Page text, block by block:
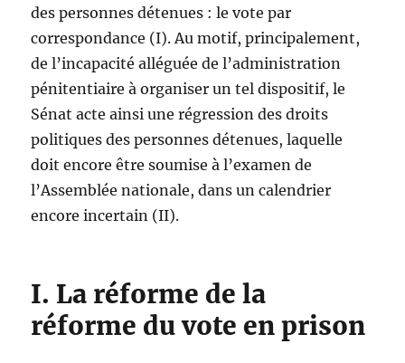
des personnes détenues : le vote par
correspondance (I). Au motif, principalement,
de l’incapacité alléguée de l’administration
pénitentiaire à organiser un tel dispositif, le
Sénat acte ainsi une régression des droits
politiques des personnes détenues, laquelle
doit encore être soumise à l’examen de
l’Assemblée nationale, dans un calendrier
encore incertain (II).
I. La réforme de la
réforme du vote en prison